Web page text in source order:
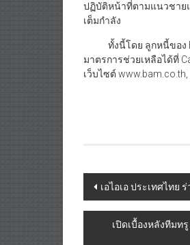
ปฏิบัติหน้าที่ตามแนวชาย
เต็มกำลัง
ทั้งนี้โดย ลูกหนี้ของ
มาตรการช่วยเหลือได้ที่
เว็บไซต์
Post
navigation
เอไอเอ ประเทศไท
เปิดเบื้องหลังทีมท